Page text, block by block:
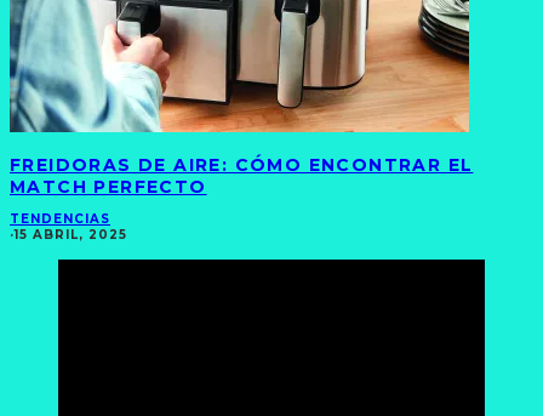
FREIDORAS DE AIRE: CÓMO ENCONTRAR EL
MATCH PERFECTO
TENDENCIAS
·15 ABRIL, 2025